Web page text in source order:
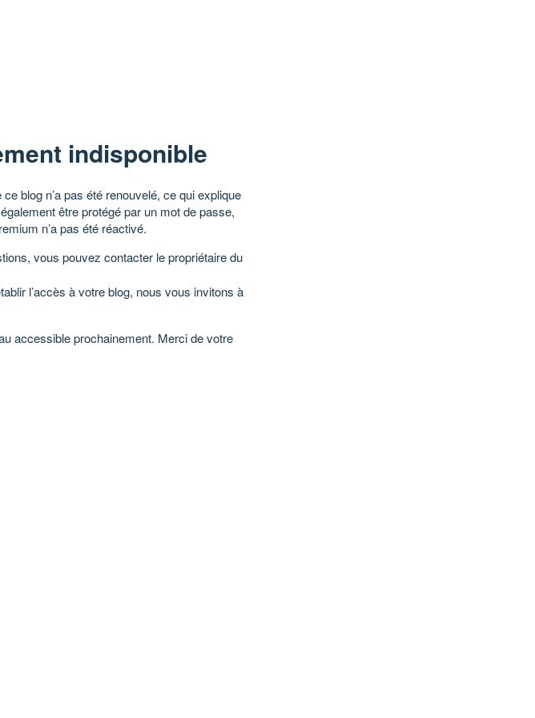
indisponible
blog n’a pas été renouvelé, ce qui explique
être protégé par un mot de passe,
n’a pas été réactivé.
vous pouvez contacter le propriétaire du
l’accès à votre blog, nous vous invitons à
accessible prochainement. Merci de votre